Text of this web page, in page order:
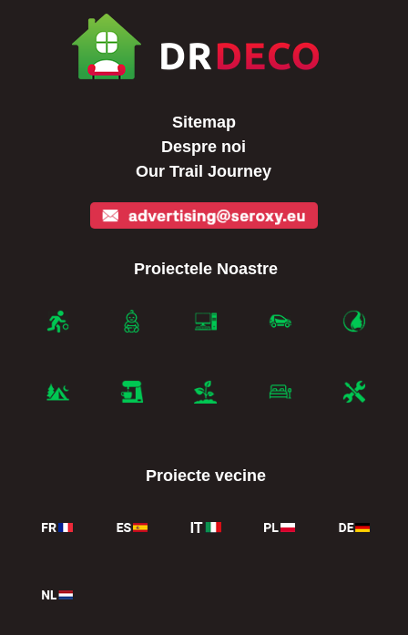
Sitemap
Despre noi
Our Trail Journey
Proiectele Noastre
Proiecte vecine